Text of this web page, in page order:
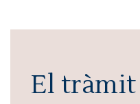
El tràmit